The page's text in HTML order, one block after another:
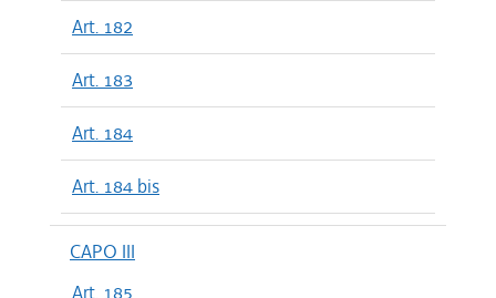
Art. 182
Art. 183
Art. 184
Art. 184 bis
CAPO III
Art. 185